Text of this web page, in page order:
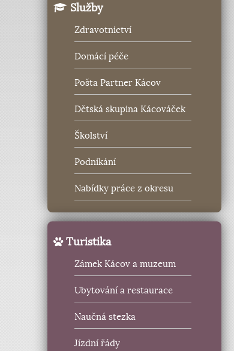
Služby
Zdravotnictví
Domácí péče
Pošta Partner Kácov
Dětská skupina Kácováček
Školství
Podnikání
Nabídky práce z okresu
Turistika
Zámek Kácov a muzeum
Ubytování a restaurace
Naučná stezka
Jízdní řády